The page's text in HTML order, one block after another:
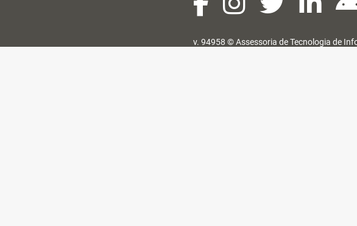
v. 94958 ©Assessoria de Tecnologia de